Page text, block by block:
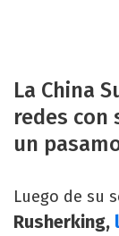
La China
redes con
un
Luego de su
Rusherking,